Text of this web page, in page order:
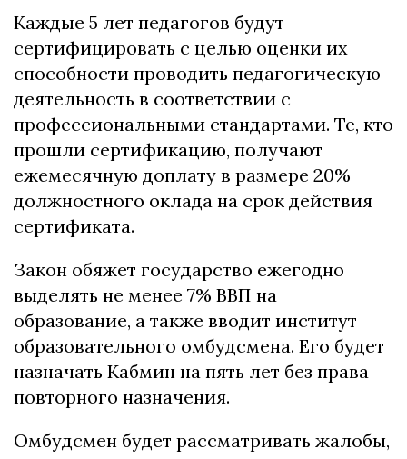
Каждые 5 лет педагогов будут
сертифицировать с целью оценки их
способности проводить педагогическую
деятельность в соответствии с
профессиональными стандартами. Те, кто
прошли сертификацию, получают
ежемесячную доплату в размере 20%
должностного оклада на срок действия
сертификата.
Закон обяжет государство ежегодно
выделять не менее 7% ВВП на
образование, а также вводит институт
образовательного омбудсмена. Его будет
назначать Кабмин на пять лет без права
повторного назначения.
Омбудсмен будет рассматривать жалобы,